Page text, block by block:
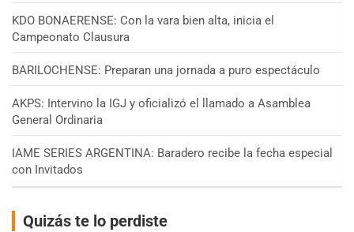
KDO BONAERENSE: Con la vara bien alta, inicia el
Campeonato Clausura
BARILOCHENSE: Preparan una jornada a puro espectáculo
AKPS: Intervino la IGJ y oficializó el llamado a Asamblea
General Ordinaria
IAME SERIES ARGENTINA: Baradero recibe la fecha especial
con Invitados
Quizás te lo perdiste